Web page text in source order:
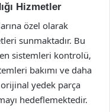
Hizmetler
özel olarak
sunmaktadır. Bu
sistemleri kontrolü,
bakımı ve daha
yedek parça
hedeflemektedir.